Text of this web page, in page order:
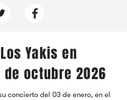
Yakis en
octubre 2026
concierto del 03 de enero, en el